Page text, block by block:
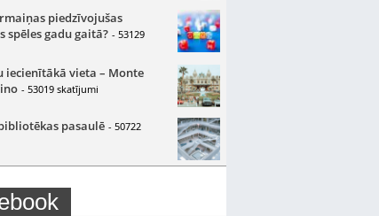
piedzīvojušas
spēles gadu gaitā? - 53129
iecienītākā vieta – Monte
- 53019 skatījumi
pasaulē - 50722